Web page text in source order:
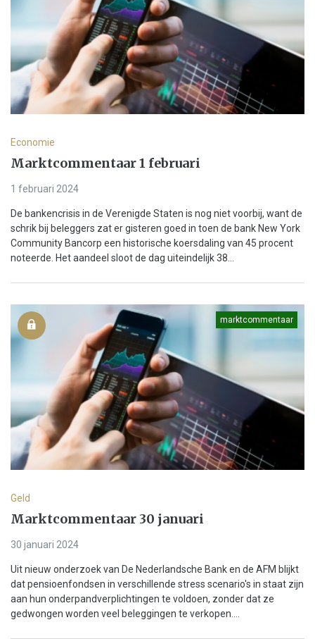
Economie
Marktcommentaar 1 februari
1 februari 2024
De bankencrisis in de Verenigde Staten is nog niet voorbij, want de
schrik bij beleggers zat er gisteren goed in toen de bank New York
Community Bancorp een historische koersdaling van 45 procent
noteerde. Het aandeel sloot de dag uiteindelijk 38...
marktcommentaar
Geld
Marktcommentaar 30 januari
30 januari 2024
Uit nieuw onderzoek van De Nederlandsche Bank en de AFM blijkt
dat pensioenfondsen in verschillende stress scenario's in staat zijn
aan hun onderpandverplichtingen te voldoen, zonder dat ze
gedwongen worden veel beleggingen te verkopen....